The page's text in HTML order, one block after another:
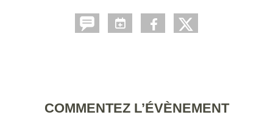
COMMENTEZ L’ÉVÈNEMENT